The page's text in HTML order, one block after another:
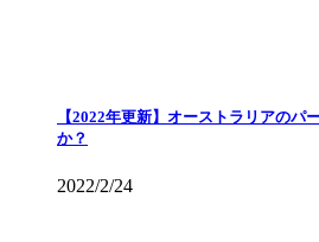
【2022年更新】オーストラリアのパ
か？
2022/2/24